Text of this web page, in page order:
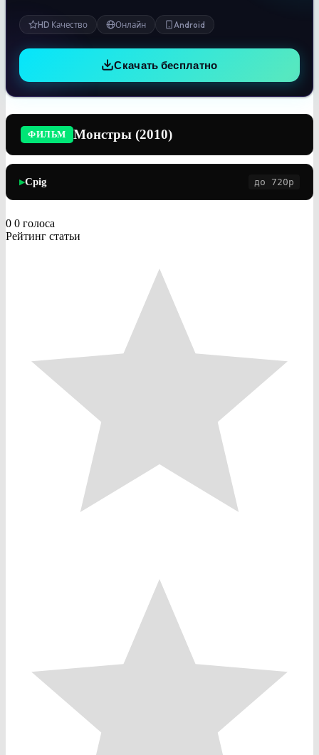
HD Качество Онлайн Android
Скачать бесплатно
ФИЛЬМ Монстры (2010)
▶Cpig до 720p
0 0 голоса
Рейтинг статьи